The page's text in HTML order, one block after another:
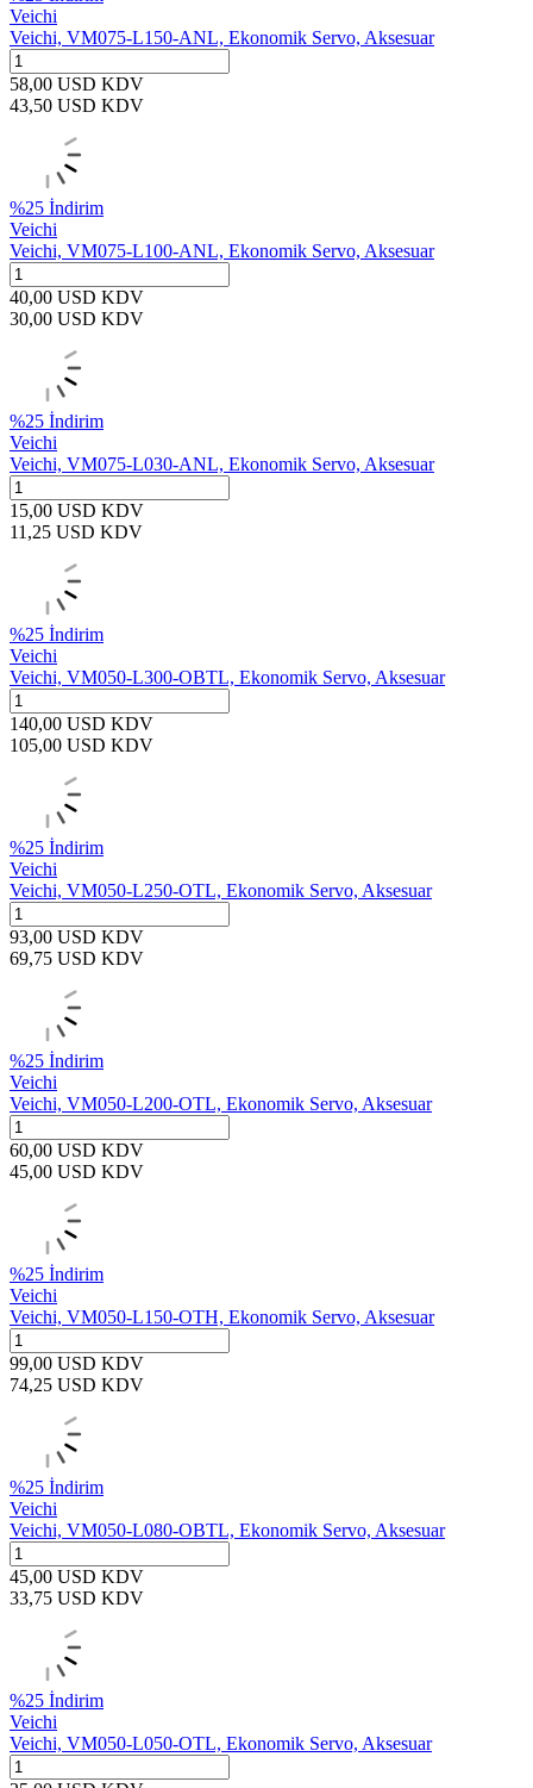
Veichi
Veichi, VM075-L150-ANL, Ekonomik Servo, Aksesuar
58,00 USD KDV
43,50 USD KDV
%25 İndirim
Veichi
Veichi, VM075-L100-ANL, Ekonomik Servo, Aksesuar
40,00 USD KDV
30,00 USD KDV
%25 İndirim
Veichi
Veichi, VM075-L030-ANL, Ekonomik Servo, Aksesuar
15,00 USD KDV
11,25 USD KDV
%25 İndirim
Veichi
Veichi, VM050-L300-OBTL, Ekonomik Servo, Aksesuar
140,00 USD KDV
105,00 USD KDV
%25 İndirim
Veichi
Veichi, VM050-L250-OTL, Ekonomik Servo, Aksesuar
93,00 USD KDV
69,75 USD KDV
%25 İndirim
Veichi
Veichi, VM050-L200-OTL, Ekonomik Servo, Aksesuar
60,00 USD KDV
45,00 USD KDV
%25 İndirim
Veichi
Veichi, VM050-L150-OTH, Ekonomik Servo, Aksesuar
99,00 USD KDV
74,25 USD KDV
%25 İndirim
Veichi
Veichi, VM050-L080-OBTL, Ekonomik Servo, Aksesuar
45,00 USD KDV
33,75 USD KDV
%25 İndirim
Veichi
Veichi, VM050-L050-OTL, Ekonomik Servo, Aksesuar